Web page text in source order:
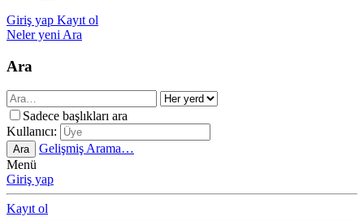
Giriş yap Kayıt ol
Neler yeni Ara
Ara
Sadece başlıkları ara
Kullanıcı:
Ara
Gelişmiş Arama…
Menü
Giriş yap
Kayıt ol